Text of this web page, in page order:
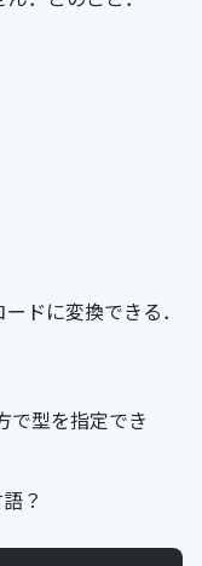
ドに変換できる．
で型を指定でき
？